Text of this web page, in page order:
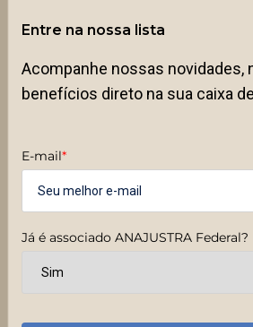
Entre na nossa lista
Acompanhe nossas novidades,
benefícios direto na sua caixa
E-mail*
Já é associado ANAJUSTRA Federal?